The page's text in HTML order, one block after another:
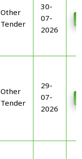
Other
Tender
30-
07-
2026
Other
Tender
29-
07-
2026